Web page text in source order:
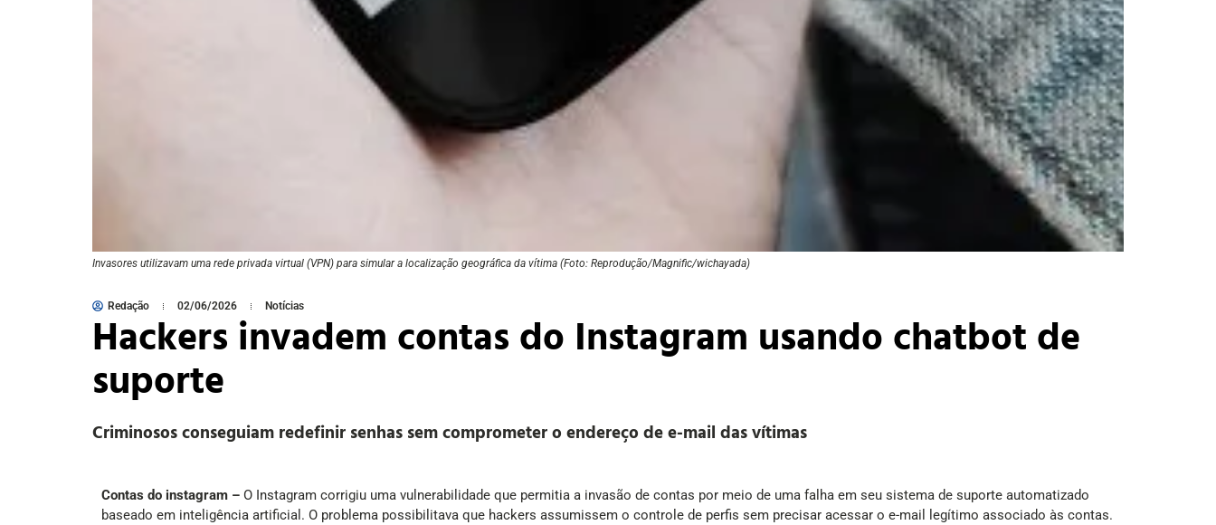
Invasores utilizavam uma rede privada virtual (VPN) para simular a localização geográfica da vítima (Foto: Reprodução/Magnific/wichayada)
Redação 02/06/2026 Notícias
Hackers invadem contas do Instagram usando chatbot de
suporte
Criminosos conseguiam redefinir senhas sem comprometer o endereço de e-mail das vítimas
Contas do instagram – O Instagram corrigiu uma vulnerabilidade que permitia a invasão de contas por meio de uma falha em seu sistema de suporte automatizado
baseado em inteligência artificial. O problema possibilitava que hackers assumissem o controle de perfis sem precisar acessar o e-mail legítimo associado às contas.